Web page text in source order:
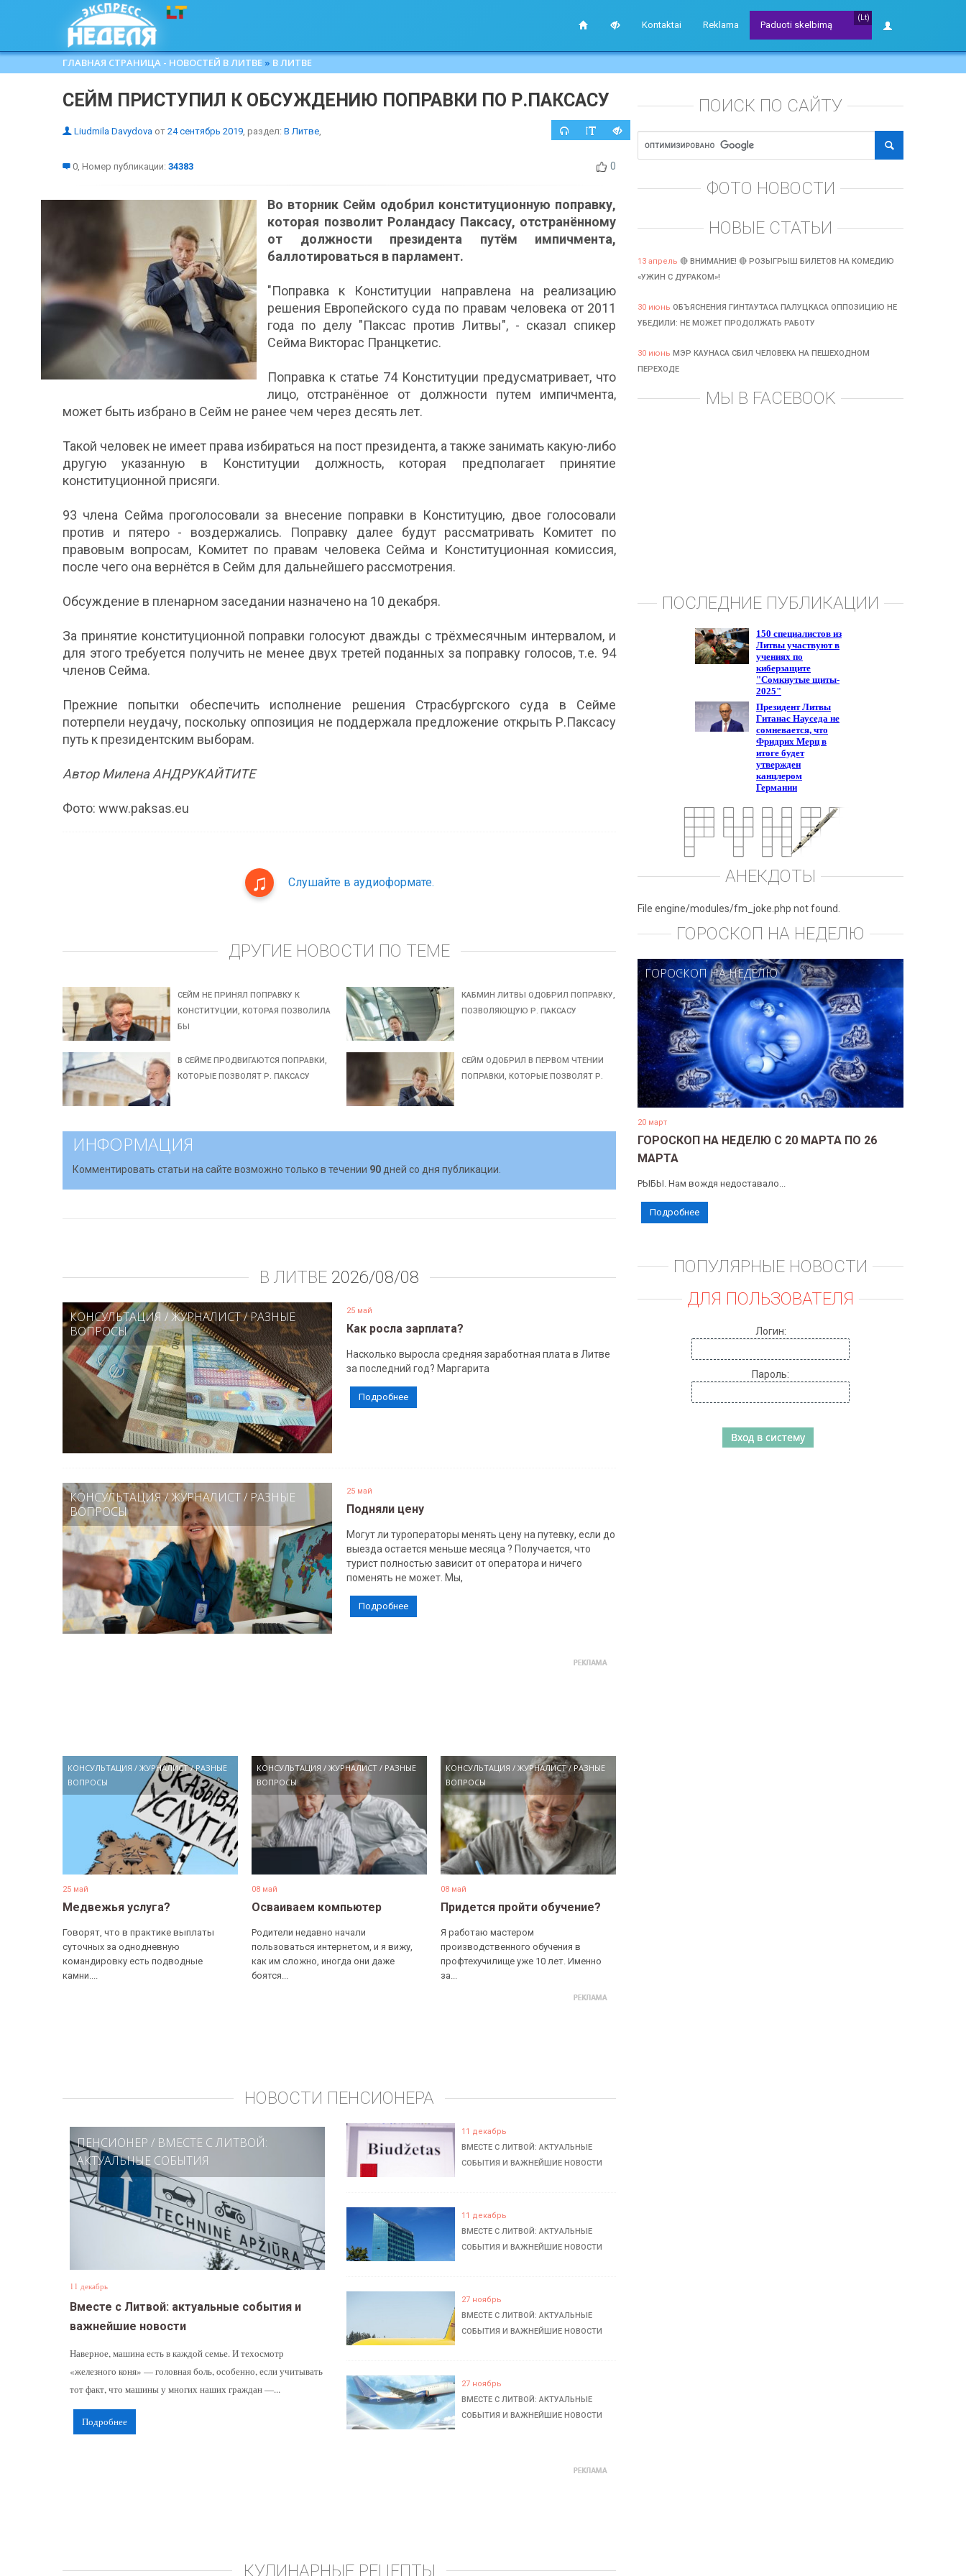
Kontaktai Reklama
(Lt)
Paduoti skelbimą
ГЛАВНАЯ СТРАНИЦА - НОВОСТЕЙ В ЛИТВЕ » В ЛИТВЕ
СЕЙМ ПРИСТУПИЛ К ОБСУЖДЕНИЮ ПОПРАВКИ ПО Р.ПАКСАСУ
Liudmila Davydova от 24 сентябрь 2019, раздел: В Литве,
0, Номер публикации: 34383 0
Во вторник Сейм одобрил конституционную поправку,
которая позволит Роландасу Паксасу, отстранённому
от должности президента путём импичмента,
баллотироваться в парламент.
"Поправка к Конституции направлена ​​на реализацию
решения Европейского суда по правам человека от 2011
года по делу "Паксас против Литвы", - сказал спикер
Сейма Викторас Пранцкетис.
Поправка к статье 74 Конституции предусматривает, что
лицо, отстранённое от должности путем импичмента,
может быть избрано в Сейм не ранее чем через десять лет.
Такой человек не имеет права избираться на пост президента, а также занимать какую-либо
другую указанную в Конституции должность, которая предполагает принятие
конституционной присяги.
93 члена Сейма проголосовали за внесение поправки в Конституцию, двое голосовали
против и пятеро - воздержались. Поправку далее будут рассматривать Комитет по
правовым вопросам, Комитет по правам человека Сейма и Конституционная комиссия,
после чего она вернётся в Сейм для дальнейшего рассмотрения.
Обсуждение в пленарном заседании назначено на 10 декабря.
За принятие конституционной поправки голосуют дважды с трёхмесячным интервалом, и
для этого требуется получить не менее двух третей поданных за поправку голосов, т.е. 94
членов Сейма.
Прежние попытки обеспечить исполнение решения Страсбургского суда в Сейме
потерпели неудачу, поскольку оппозиция не поддержала предложение открыть Р.Паксасу
путь к президентским выборам.
Автор Милена АНДРУКАЙТИТЕ
Фото: www.paksas.eu
Слушайте в аудиоформате.
ДРУГИЕ НОВОСТИ ПО ТЕМЕ
СЕЙМ НЕ ПРИНЯЛ ПОПРАВКУ К
КОНСТИТУЦИИ, КОТОРАЯ ПОЗВОЛИЛА
БЫ
КАБМИН ЛИТВЫ ОДОБРИЛ ПОПРАВКУ,
ПОЗВОЛЯЮЩУЮ Р. ПАКСАСУ
В СЕЙМЕ ПРОДВИГАЮТСЯ ПОПРАВКИ,
КОТОРЫЕ ПОЗВОЛЯТ Р. ПАКСАСУ
СЕЙМ ОДОБРИЛ В ПЕРВОМ ЧТЕНИИ
ПОПРАВКИ, КОТОРЫЕ ПОЗВОЛЯТ Р.
ИНФОРМАЦИЯ
Комментировать статьи на сайте возможно только в течении 90 дней со дня публикации.
В ЛИТВЕ 2026/08/08
КОНСУЛЬТАЦИЯ /ЖУРНАЛИСТ/РАЗНЫЕ
ВОПРОСЫ
25 май
Как росла зарплата?
Насколько выросла средняя заработная плата в Литве
за последний год? Маргарита
Подробнее
КОНСУЛЬТАЦИЯ/ЖУРНАЛИСТ/ РАЗНЫЕ
ВОПРОСЫ
25 май
Подняли цену
Могут ли туроператоры менять цену на путевку, если до
выезда остается меньше месяца ? Получается, что
турист полностью зависит от оператора и ничего
поменять не может. Мы,
Подробнее
КОНСУЛЬТАЦИЯ / ЖУРНАЛИСТ/РАЗНЫЕ
ВОПРОСЫ
25 май
Медвежья услуга?
Говорят, что в практике выплаты
суточных за однодневную
командировку есть подводные
камни....
КОНСУЛЬТАЦИЯ /ЖУРНАЛИСТ / РАЗНЫЕ
ВОПРОСЫ
08 май
Осваиваем компьютер
Родители недавно начали
пользоваться интернетом, и я вижу,
как им сложно, иногда они даже
боятся...
КОНСУЛЬТАЦИЯ /ЖУРНАЛИСТ/ РАЗНЫЕ
ВОПРОСЫ
08 май
Придется пройти обучение?
Я работаю мастером
производственного обучения в
профтехучилище уже 10 лет. Именно
за...
НОВОСТИ ПЕНСИОНЕРА
ПЕНСИОНЕР / ВМЕСТЕ С ЛИТВОЙ:
АКТУАЛЬНЫЕ СОБЫТИЯ
11 декабрь
Вместе с Литвой: актуальные события и
важнейшие новости
Наверное, машина есть в каждой семье. И техосмотр
«железного коня» — головная боль, особенно, если учитывать
тот факт, что машины у многих наших граждан —...
Подробнее
11 декабрь
ВМЕСТЕ С ЛИТВОЙ: АКТУАЛЬНЫЕ
СОБЫТИЯ И ВАЖНЕЙШИЕ НОВОСТИ
11 декабрь
ВМЕСТЕ С ЛИТВОЙ: АКТУАЛЬНЫЕ
СОБЫТИЯ И ВАЖНЕЙШИЕ НОВОСТИ
27 ноябрь
ВМЕСТЕ С ЛИТВОЙ: АКТУАЛЬНЫЕ
СОБЫТИЯ И ВАЖНЕЙШИЕ НОВОСТИ
27 ноябрь
ВМЕСТЕ С ЛИТВОЙ: АКТУАЛЬНЫЕ
СОБЫТИЯ И ВАЖНЕЙШИЕ НОВОСТИ
КУЛИНАРНЫЕ РЕЦЕПТЫ
ПОИСК ПО САЙТУ
ФОТО НОВОСТИ
НОВЫЕ СТАТЬИ
13 апрель 🔴 ВНИМАНИЕ! 🔴 РОЗЫГРЫШ БИЛЕТОВ НА КОМЕДИЮ
«УЖИН С ДУРАКОМ»!
30 июнь ОБЪЯСНЕНИЯ ГИНТАУТАСА ПАЛУЦКАСА ОППОЗИЦИЮ НЕ
УБЕДИЛИ: НЕ МОЖЕТ ПРОДОЛЖАТЬ РАБОТУ
30 июнь МЭР КАУНАСА СБИЛ ЧЕЛОВЕКА НА ПЕШЕХОДНОМ
ПЕРЕХОДЕ
МЫ В FACEBOOK
ПОСЛЕДНИЕ ПУБЛИКАЦИИ
АНЕКДОТЫ
File engine/modules/fm_joke.php not found.
ГОРОСКОП НА НЕДЕЛЮ
ГОРОСКОП НА НЕДЕЛЮ
20 март
ГОРОСКОП НА НЕДЕЛЮ С 20 МАРТА ПО 26
МАРТА
РЫБЫ. Нам вождя недоставало...
Подробнее
ПОПУЛЯРНЫЕ НОВОСТИ
ДЛЯ ПОЛЬЗОВАТЕЛЯ
Логин:
Пароль: